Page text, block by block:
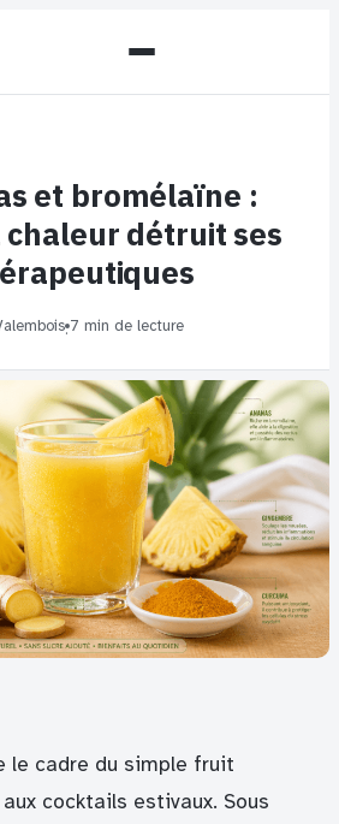
et bromélaïne :
détruit ses
·7 min de lecture
le cadre du simple fruit
cocktails estivaux. Sous